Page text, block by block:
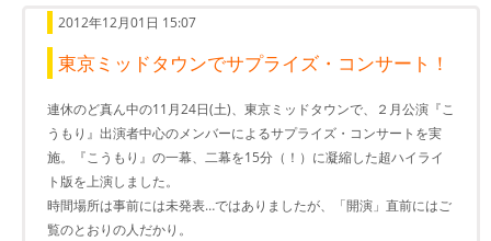
2012年12月01日 15:07
東京ミッドタウンでサプライズ・コンサート！
連休のど真ん中の11月24日(土)、東京ミッドタウンで、２月公演『こ
うもり』出演者中心のメンバーによるサプライズ・コンサートを実
施。『こうもり』の一幕、二幕を15分（！）に凝縮した超ハイライ
ト版を上演しました。
時間場所は事前には未発表…ではありましたが、「開演」直前にはご
覧のとおりの人だかり。